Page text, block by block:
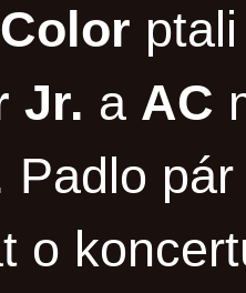
Jr. a AC
Padlo
o